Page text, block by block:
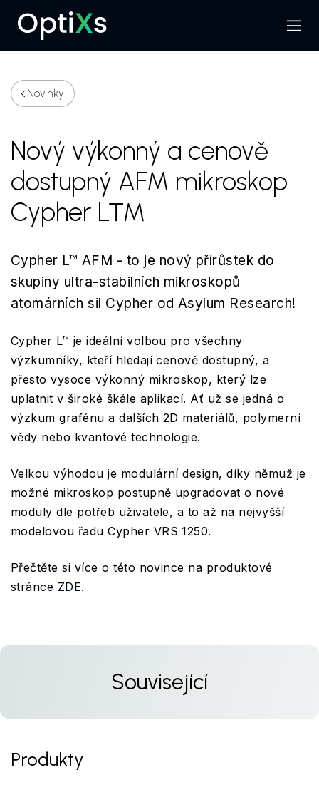
Hledat
Menu
Novinky
Nový výkonný a cenově
dostupný AFM mikroskop
Cypher L™
Cypher L™ AFM - to je nový přírůstek do
skupiny ultra-stabilních mikroskopů
atomárních sil Cypher od Asylum Research!
Cypher L™ je ideální volbou pro všechny
výzkumníky, kteří hledají cenově dostupný, a
přesto vysoce výkonný mikroskop, který lze
uplatnit v široké škále aplikací. Ať už se jedná o
výzkum grafénu a dalších 2D materiálů, polymerní
vědy nebo kvantové technologie.
Velkou výhodou je modulární design, díky němuž je
možné mikroskop postupně upgradovat o nové
moduly dle potřeb uživatele, a to až na nejvyšší
modelovou řadu Cypher VRS 1250.
Přečtěte si více o této novince na produktové
stránce ZDE.
Související
Produkty